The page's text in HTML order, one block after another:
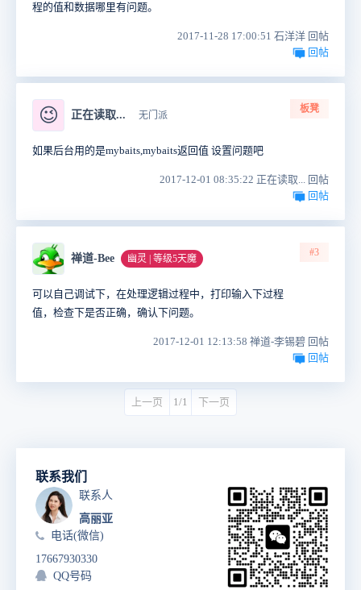
程的值和数据哪里有问题。
2017-11-28 17:00:51 石洋洋 回帖
回帖
😉 正在读取... 无门派
板凳
如果后台用的是mybaits,mybaits返回值 设置问题吧
2017-12-01 08:35:22 正在读取... 回帖
回帖
禅道-Bee 幽灵 | 等级5天魔
#3
可以自己调试下，在处理逻辑过程中，打印输入下过程
值，检查下是否正确，确认下问题。
2017-12-01 12:13:58 禅道-李锡碧 回帖
回帖
上一页 1/1 下一页
联系我们
联系人
高丽亚
电话(微信)
17667930330
QQ号码